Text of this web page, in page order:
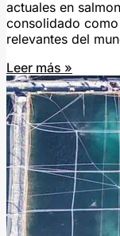
actuales en
consolidado
relevantes del
Leer más »